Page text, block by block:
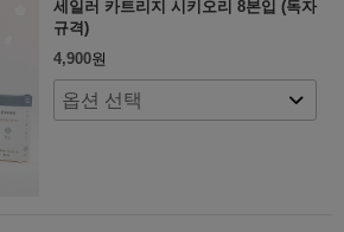
세일러 카트리지 시키오리 8본입 (독자
규격)
4,900원